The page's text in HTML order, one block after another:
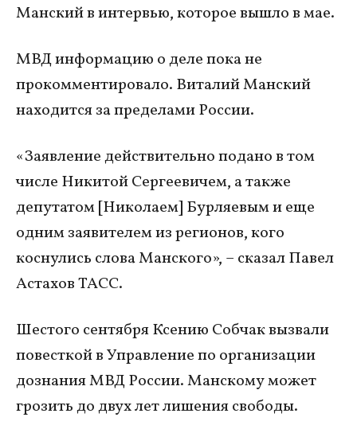
Манский в интервью, которое вышло в мае.
МВД информацию о деле пока не
прокомментировало. Виталий Манский
находится за пределами России.
«Заявление действительно подано в том
числе Никитой Сергеевичем, а также
депутатом [Николаем] Бурляевым и еще
одним заявителем из регионов, кого
коснулись слова Манского», – сказал Павел
Астахов ТАСС.
Шестого сентября Ксению Собчак вызвали
повесткой в Управление по организации
дознания МВД России. Манскому может
грозить до двух лет лишения свободы.